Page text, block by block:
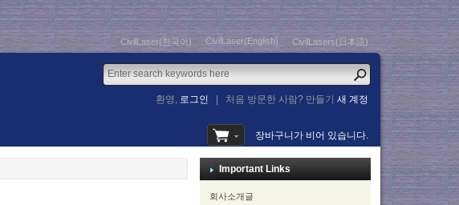
CivilLaser(한국어) CivilLaser(English) CivilLasers(日本語)
환영, 로그인 처음 방문한 사람? 만들기새 계정
장바구니가 비어 있습니다.
Important Links
회사소개글